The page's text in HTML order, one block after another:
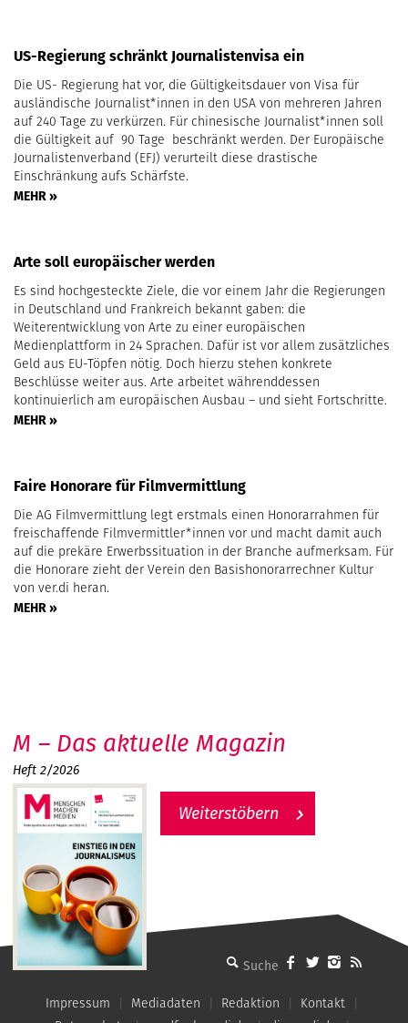
US-Regierung schränkt Journalistenvisa ein
Die US- Regierung hat vor, die Gültigkeitsdauer von Visa für
ausländische Journalist*innen in den USA von mehreren Jahren
auf 240 Tage zu verkürzen. Für chinesische Journalist*innen soll
die Gültigkeit auf 90 Tage beschränkt werden. Der Europäische
Journalistenverband (EFJ) verurteilt diese drastische
Einschränkung aufs Schärfste.
MEHR »
Arte soll europäischer werden
Es sind hochgesteckte Ziele, die vor einem Jahr die Regierungen
in Deutschland und Frankreich bekannt gaben: die
Weiterentwicklung von Arte zu einer europäischen
Medienplattform in 24 Sprachen. Dafür ist vor allem zusätzliches
Geld aus EU-Töpfen nötig. Doch hierzu stehen konkrete
Beschlüsse weiter aus. Arte arbeitet währenddessen
kontinuierlich am europäischen Ausbau – und sieht Fortschritte.
MEHR »
Faire Honorare für Filmvermittlung
Die AG Filmvermittlung legt erstmals einen Honorarrahmen für
freischaffende Filmvermittler*innen vor und macht damit auch
auf die prekäre Erwerbssituation in der Branche aufmerksam. Für
die Honorare zieht der Verein den Basishonorarrechner Kultur
von ver.di heran.
MEHR »
MMM - Menschen machen Medien
M – Das aktuelle Magazin
Heft 2/2026
Weiterstöbern
Impressum Mediadaten Redaktion
Kontakt